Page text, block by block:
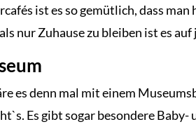
ist es so gemütlich, dass
nur Zuhause zu bleiben ist es auf
es denn mal mit einem
Es gibt sogar besondere Baby-